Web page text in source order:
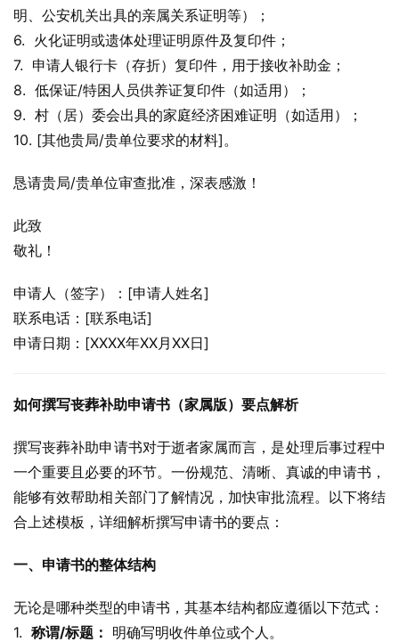
明、公安机关出具的亲属关系证明等）；
6.  火化证明或遗体处理证明原件及复印件；
7.  申请人银行卡（存折）复印件，用于接收补助金；
8.  低保证/特困人员供养证复印件（如适用）；
9.  村（居）委会出具的家庭经济困难证明（如适用）；
10. [其他贵局/贵单位要求的材料]。
恳请贵局/贵单位审查批准，深表感激！
此致
敬礼！
申请人（签字）：[申请人姓名]
联系电话：[联系电话]
申请日期：[XXXX年XX月XX日]
如何撰写丧葬补助申请书（家属版）要点解析
撰写丧葬补助申请书对于逝者家属而言，是处理后事过程中
一个重要且必要的环节。一份规范、清晰、真诚的申请书，
能够有效帮助相关部门了解情况，加快审批流程。以下将结
合上述模板，详细解析撰写申请书的要点：
一、申请书的整体结构
无论是哪种类型的申请书，其基本结构都应遵循以下范式：
1. 称谓/标题： 明确写明收件单位或个人。